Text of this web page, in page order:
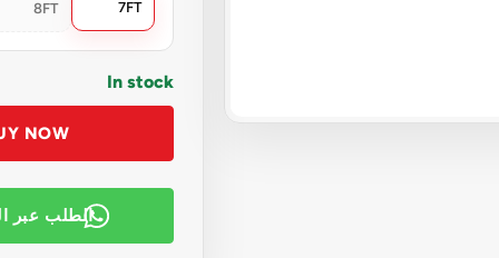
7FT
8FT
In stock
NOW
الطلب عبر